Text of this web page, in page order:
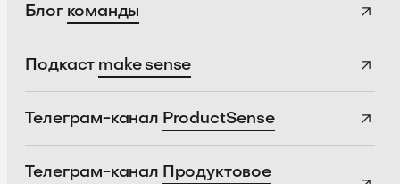
Блог команды
Подкаст make sense
Телеграм-канал ProductSense
Телеграм-канал Продуктовое